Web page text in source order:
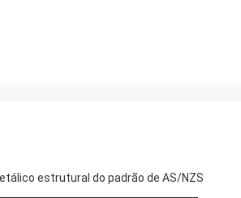
estrutural do padrão de AS/NZS